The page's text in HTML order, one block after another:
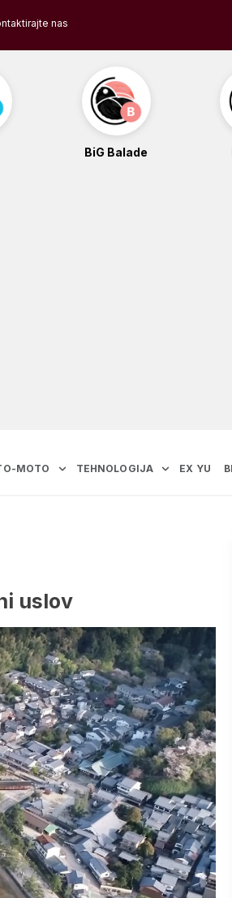
nas
BiG Balade
MOTO TEHNOLOGIJA EX YU
uslov